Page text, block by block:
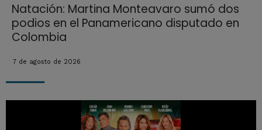
Natación: Martina Monteavaro sumó dos
podios en el Panamericano disputado en
Colombia
7 de agosto de 2026